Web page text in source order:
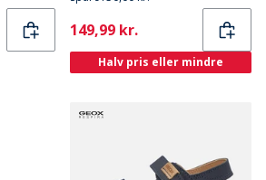
Current
149,99 kr.
Halv pris eller mindre